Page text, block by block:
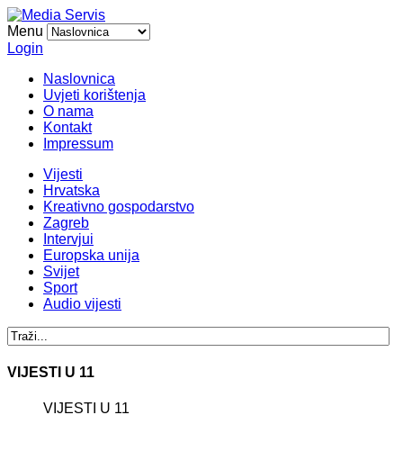
Menu
Login
Naslovnica
Uvjeti korištenja
O nama
Kontakt
Impressum
Vijesti
Hrvatska
Kreativno gospodarstvo
Zagreb
Intervjui
Europska unija
Svijet
Sport
Audio vijesti
VIJESTI U 11
VIJESTI U 11